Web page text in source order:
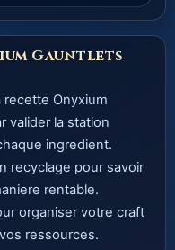
Gauntlets
recette Onyxium
valider la station
ingredient.
recyclage pour savoir
rentable.
organiser votre craft
ressources.